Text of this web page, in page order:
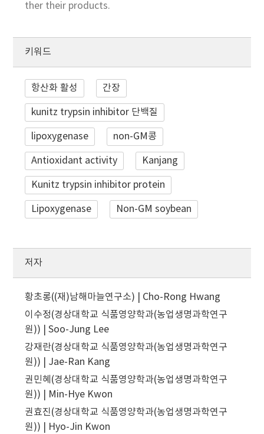
ther their products.
키워드
항산화 활성 간장
kunitz trypsin inhibitor 단백질
lipoxygenase non-GM콩
Antioxidant activity Kanjang
Kunitz trypsin inhibitor protein
Lipoxygenase Non-GM soybean
저자
황초롱((재)남해마늘연구소) | Cho-Rong Hwang
이수정(경상대학교 식품영양학과(농업생명과학연구
원)) | Soo-Jung Lee
강재란(경상대학교 식품영양학과(농업생명과학연구
원)) | Jae-Ran Kang
권민혜(경상대학교 식품영양학과(농업생명과학연구
원)) | Min-Hye Kwon
권효진(경상대학교 식품영양학과(농업생명과학연구
원)) | Hyo-Jin Kwon